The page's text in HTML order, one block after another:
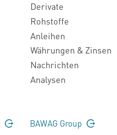
Derivate
Rohstoffe
Anleihen
Währungen & Zinsen
Nachrichten
Analysen
BAWAG Group